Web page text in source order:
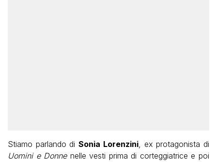
Stiamo parlando diSonia Lorenzini, ex protagonista di
Uomini e Donnenelle vesti prima di corteggiatrice e poi